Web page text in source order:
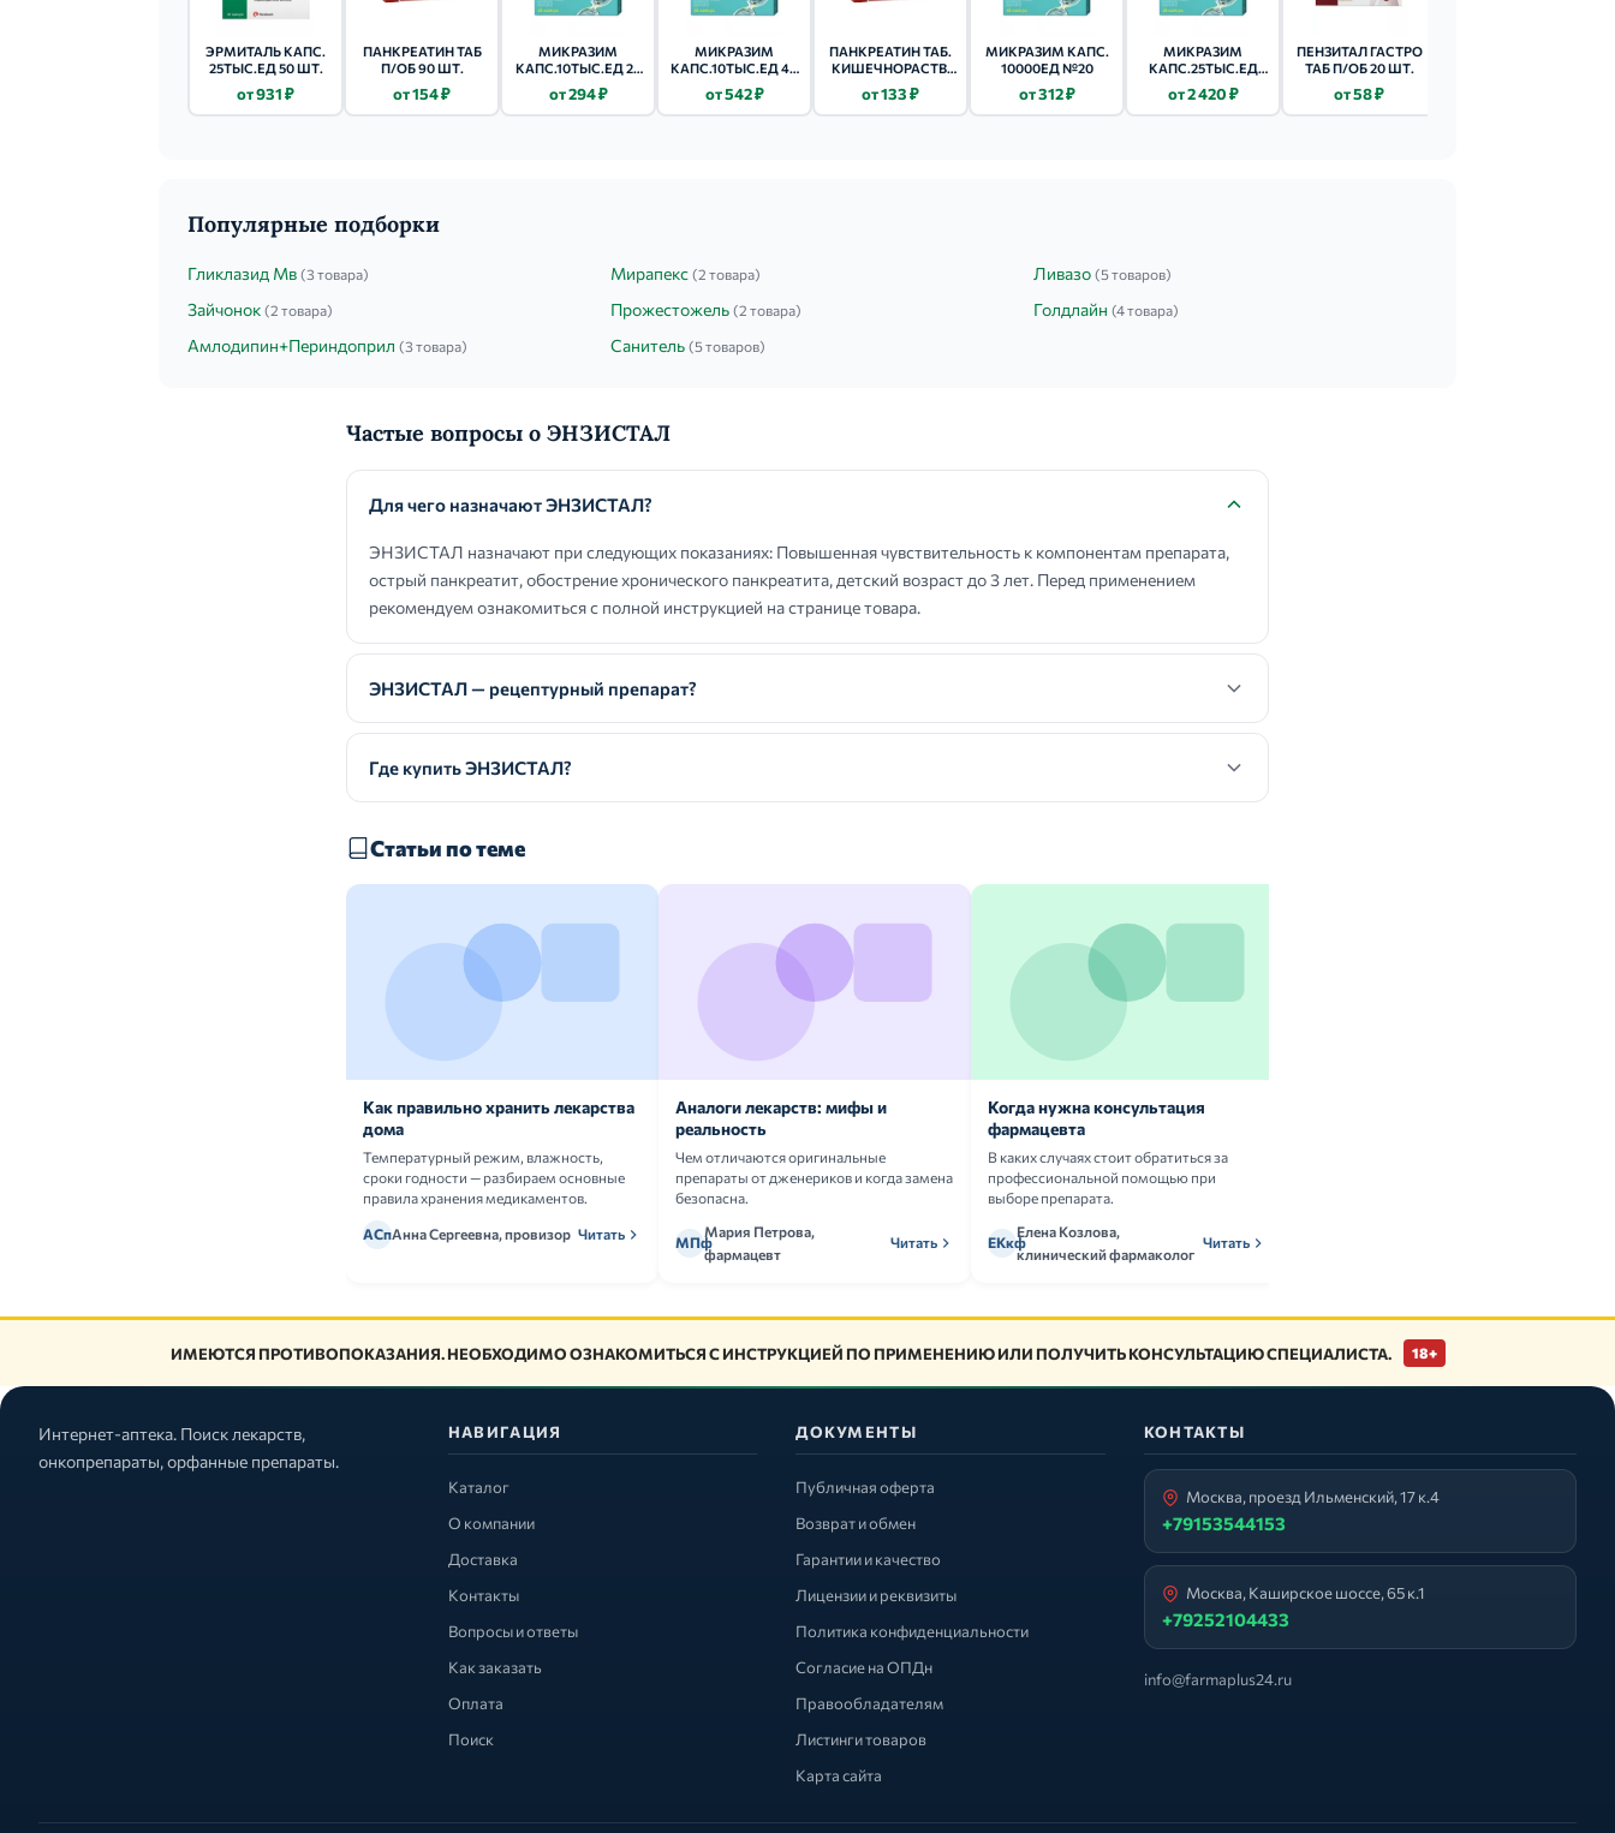
ЭРМИТАЛЬ КАПС.
25ТЫС.ЕД 50 ШТ.
от 931 ₽
ПАНКРЕАТИН ТАБ
П/ОБ 90 ШТ.
от 154 ₽
МИКРАЗИМ
КАПС.10ТЫС.ЕД 20
от 294 ₽
МИКРАЗИМ
КАПС.10ТЫС.ЕД 40
от 542 ₽
ПАНКРЕАТИН ТАБ.
КИШЕЧНОРАСТВ.
№60 УП.КОНТ.ЯЧ.
от 133 ₽
МИКРАЗИМ КАПС.
10000ЕД №20
от 312 ₽
МИКРАЗИМ
КАПС.25ТЫС.ЕД
от 2 420 ₽
ПЕНЗИТАЛ ГАСТРО
ТАБ П/ОБ 20 ШТ.
от 58 ₽
Популярные подборки
Гликлазид Мв (3 товара) Мирапекс (2 товара) Ливазо (5 товаров)
Зайчонок (2 товара) Прожестожель (2 товара) Голдлайн (4 товара)
Амлодипин+Периндоприл (3 товара) Санитель (5 товаров)
Частые вопросы о ЭНЗИСТАЛ
Для чего назначают ЭНЗИСТАЛ?
ЭНЗИСТАЛ назначают при следующих показаниях: Повышенная чувствительность к компонентам препарата,
острый панкреатит, обострение хронического панкреатита, детский возраст до 3 лет. Перед применением
рекомендуем ознакомиться с полной инструкцией на странице товара.
ЭНЗИСТАЛ — рецептурный препарат?
Где купить ЭНЗИСТАЛ?
Статьи по теме
Как правильно хранить лекарства
дома
Температурный режим, влажность,
сроки годности — разбираем основные
правила хранения медикаментов.
АСпАнна Сергеевна, провизор Читать
Аналоги лекарств: мифы и
реальность
Чем отличаются оригинальные
препараты от дженериков и когда замена
безопасна.
МПф
Мария Петрова,
фармацевт
Читать
Когда нужна консультация
фармацевта
В каких случаях стоит обратиться за
профессиональной помощью при
выборе препарата.
ЕКкф
Елена Козлова,
клинический фармаколог
Читать
ИМЕЮТСЯ ПРОТИВОПОКАЗАНИЯ. НЕОБХОДИМО ОЗНАКОМИТЬСЯ С ИНСТРУКЦИЕЙ ПО ПРИМЕНЕНИЮ ИЛИ ПОЛУЧИТЬ КОНСУЛЬТАЦИЮ СПЕЦИАЛИСТА. 18+
Интернет-аптека. Поиск лекарств,
онкопрепараты, орфанные препараты.
НАВИГАЦИЯ
Каталог
О компании
Доставка
Контакты
Вопросы и ответы
Как заказать
Оплата
Поиск
ДОКУМЕНТЫ
Публичная оферта
Возврат и обмен
Гарантии и качество
Лицензии и реквизиты
Политика конфиденциальности
Согласие на ОПДн
Правообладателям
Листинги товаров
Карта сайта
КОНТАКТЫ
Москва, проезд Ильменский, 17 к.4
+79153544153
Москва, Каширское шоссе, 65 к.1
+79252104433
info@farmaplus24.ru